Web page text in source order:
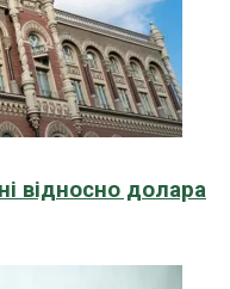
відносно долара